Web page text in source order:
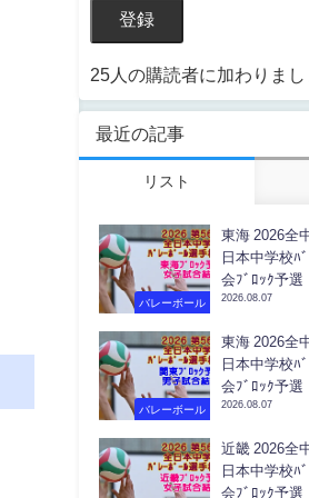
登録
25人の購読者に加わりまし
最近の記事
リスト
バレーボール
東海 2026全
日本中学校ﾊ
会ﾌﾞﾛｯｸ予
2026.08.07
バレーボール
東海 2026全
日本中学校ﾊ
会ﾌﾞﾛｯｸ予
2026.08.07
近畿 2026全
日本中学校ﾊ
会ﾌﾞﾛｯｸ予